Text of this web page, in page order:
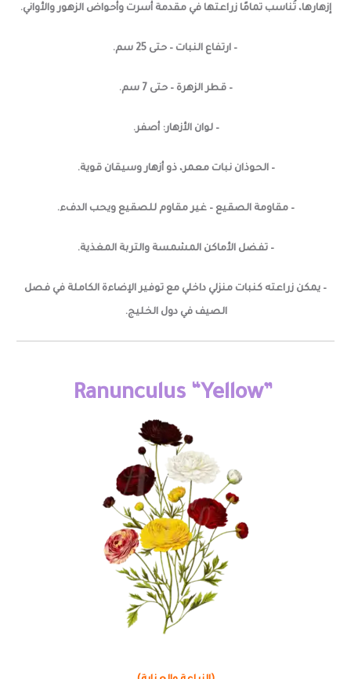
إزهارها، تُناسب تمامًا زراعتها في مقدمة أسرت وأحواض الزهور والأواني.
– ارتفاع النبات – حتى 25 سم.
– قطر الزهرة – حتى 7 سم.
– لوان الأزهار: أصفر.
– الحوذان نبات معمر، ذو أزهار وسيقان قوية.
– مقاومة الصقيع – غير مقاوم للصقيع ويحب الدفء.
– تفضل الأماكن المشمسة والتربة المغذية.
– يمكن زراعته كنبات منزلي داخلي مع توفير الإضاءة الكاملة في فصل
الصيف في دول الخليج.
Ranunculus “Yellow”